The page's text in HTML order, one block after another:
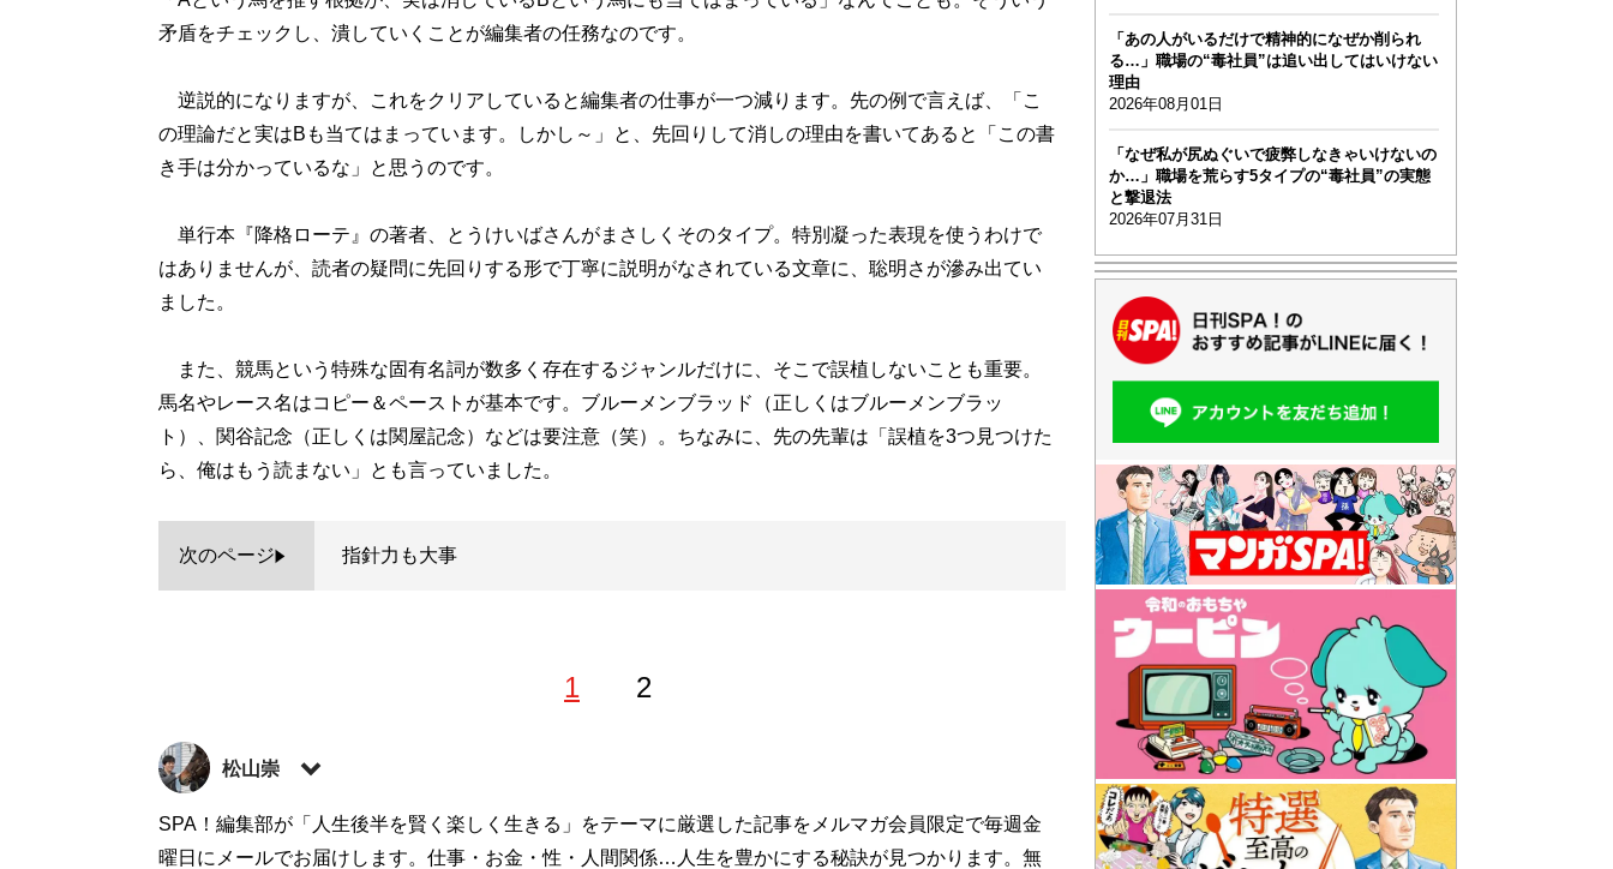
矛盾をチェックし、潰していくことが編集者の任務なのです。
逆説的になりますが、これをクリアしていると編集者の仕事が一つ減ります。先の例で言えば、「こ
の理論だと実はBも当てはまっています。しかし～」と、先回りして消しの理由を書いてあると「この書
き手は分かっているな」と思うのです。
単行本『降格ローテ』の著者、とうけいばさんがまさしくそのタイプ。特別凝った表現を使うわけで
はありませんが、読者の疑問に先回りする形で丁寧に説明がなされている文章に、聡明さが滲み出てい
ました。
また、競馬という特殊な固有名詞が数多く存在するジャンルだけに、そこで誤植しないことも重要。
馬名やレース名はコピー＆ペーストが基本です。ブルーメンブラッド（正しくはブルーメンブラッ
ト）、関谷記念（正しくは関屋記念）などは要注意（笑）。ちなみに、先の先輩は「誤植を3つ見つけた
ら、俺はもう読まない」とも言っていました。
次のページ 指針力も大事
1 2
松山崇
馬券攻略誌『競馬王』の元編集長。現在はフリーの編集者・ライターとして「競馬を一生楽しむ」ため
のコンテンツ作りに勤しんでいる。
SPA！編集部が「人生後半を賢く楽しく生きる」をテーマに厳選した記事をメルマガ会員限定で毎週金
曜日にメールでお届けします。仕事・お金・性・人間関係…人生を豊かにする秘訣が見つかります。無
「あの人がいるだけで精神的になぜか削られ
る…」職場の“毒社員”は追い出してはいけない
理由
2026年08月01日
「なぜ私が尻ぬぐいで疲弊しなきゃいけないの
か…」職場を荒らす5タイプの“毒社員”の実態
と撃退法
2026年07月31日